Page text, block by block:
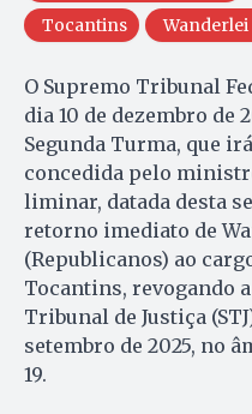
Tocantins
O Supremo Tribunal
dia 10 de dezembro de
Segunda Turma, que
concedida pelo
liminar, datada desta
retorno imediato de
(Republicanos) ao
Tocantins, revogando
Tribunal de Justiça
setembro de 2025, no
19.